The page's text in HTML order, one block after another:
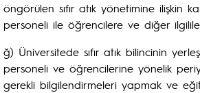
öngörülen sıfır atık yönetimine ilişkin
personeli ile öğrencilere ve diğer
ğ) Üniversitede sıfır atık bilincinin
personeli ve öğrencilerine yönelik
gerekli bilgilendirmeleri yapmak ve